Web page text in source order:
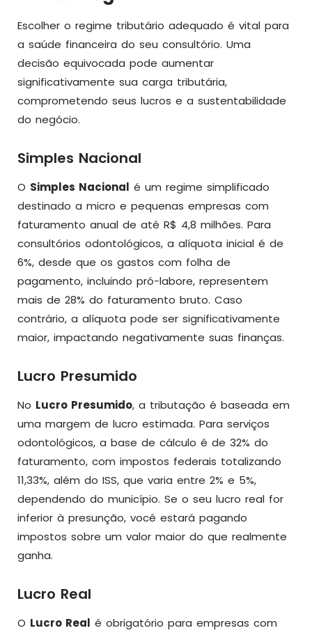
Escolher o regime tributário adequado é vital para
a saúde financeira do seu consultório. Uma
decisão equivocada pode aumentar
significativamente sua carga tributária,
comprometendo seus lucros e a sustentabilidade
do negócio.
Simples Nacional
O Simples Nacional é um regime simplificado
destinado a micro e pequenas empresas com
faturamento anual de até R$ 4,8 milhões. Para
consultórios odontológicos, a alíquota inicial é de
6%, desde que os gastos com folha de
pagamento, incluindo pró-labore, representem
mais de 28% do faturamento bruto. Caso
contrário, a alíquota pode ser significativamente
maior, impactando negativamente suas finanças.
Lucro Presumido
No Lucro Presumido, a tributação é baseada em
uma margem de lucro estimada. Para serviços
odontológicos, a base de cálculo é de 32% do
faturamento, com impostos federais totalizando
11,33%, além do ISS, que varia entre 2% e 5%,
dependendo do município. Se o seu lucro real for
inferior à presunção, você estará pagando
impostos sobre um valor maior do que realmente
ganha.
Lucro Real
O Lucro Real é obrigatório para empresas com